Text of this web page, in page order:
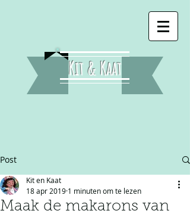
Kit & Kaat
Post
Maak de makarons van
Kit en Kaat
18 apr 2019 1 minuten om te lezen